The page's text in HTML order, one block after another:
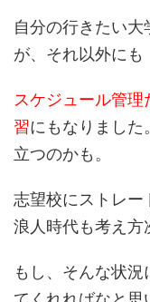
自分の行きたい
が、それ以外にも
スケジュール管
習にもなりました
立つのかも。
志望校にストレー
浪人時代も考え方
もし、そんな状